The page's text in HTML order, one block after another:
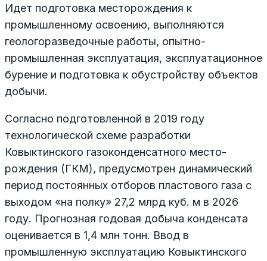
Идет подготовка месторождения к
промышленному освоению, выполняются
геологоразведочные работы, опытно-
промышленная эксплуатация, эксплуатационное
бурение и подготовка к обустройству объектов
добычи.
Согласно подготовленной в 2019 году
технологической схеме разработки
Ковыктинского газоконденсатного место­
рождения (ГКМ), предусмотрен динамический
период постоянных отборов пластового газа с
выходом «на полку» 27,2 млрд куб. м в 2026
году. Прогнозная годовая добыча конденсата
оценивается в 1,4 млн тонн. Ввод в
промышленную эксплуатацию Ковыктинского